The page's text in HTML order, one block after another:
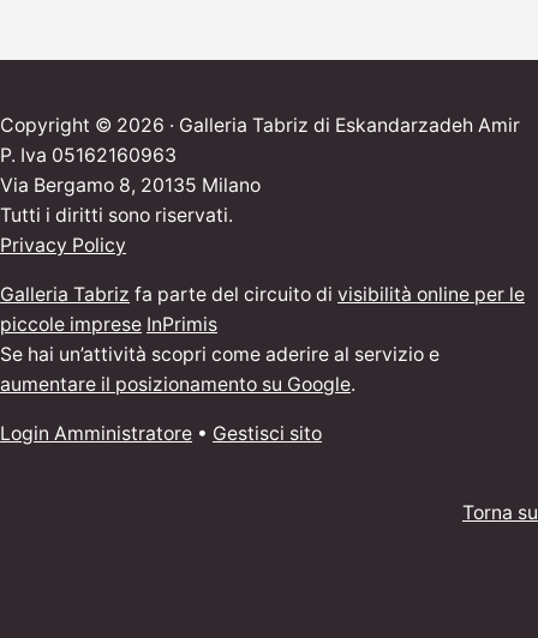
Copyright © 2026 · Galleria Tabriz di Eskandarzadeh Amir
P. Iva 05162160963
Via Bergamo 8, 20135 Milano
Tutti i diritti sono riservati.
Privacy Policy
Galleria Tabriz fa parte del circuito divisibilità online per le
piccole imprese InPrimis
Se hai un’attività scopri come aderire al servizio e
aumentare il posizionamento su Google.
Login Amministratore • Gestisci sito
Torna su